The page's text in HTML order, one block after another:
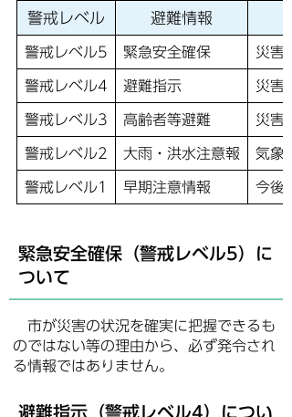
警戒レベル 避難情報
警戒レベル5 緊急安全確保 災害
警戒レベル4 避難指示 災害
警戒レベル3 高齢者等避難 災害
警戒レベル2 大雨・洪水注意報 気象
警戒レベル1 早期注意情報 今後
緊急安全確保（警戒レベル5）に
ついて
市が災害の状況を確実に把握できるも
のではない等の理由から、必ず発令され
る情報ではありません。
避難指示（警戒レベル4）につい